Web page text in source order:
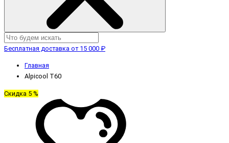
Бесплатная доставка от 15 000 ₽
Главная
Alpicool T60
Скидка 5 %